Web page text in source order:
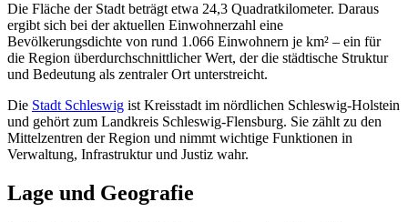
Die Fläche der Stadt beträgt etwa 24,3 Quadratkilometer. Daraus
ergibt sich bei der aktuellen Einwohnerzahl eine
Bevölkerungsdichte von rund 1.066 Einwohnern je km² – ein für
die Region überdurchschnittlicher Wert, der die städtische Struktur
und Bedeutung als zentraler Ort unterstreicht.
Die Stadt Schleswig ist Kreisstadt im nördlichen Schleswig-Holstein
und gehört zum Landkreis Schleswig-Flensburg. Sie zählt zu den
Mittelzentren der Region und nimmt wichtige Funktionen in
Verwaltung, Infrastruktur und Justiz wahr.
Lage und Geografie